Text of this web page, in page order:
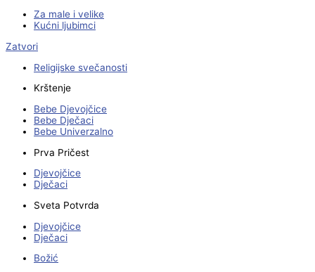
Za male i velike
Kućni ljubimci
Zatvori
Religijske svečanosti
Krštenje
Bebe Djevojčice
Bebe Dječaci
Bebe Univerzalno
Prva Pričest
Djevojčice
Dječaci
Sveta Potvrda
Djevojčice
Dječaci
Božić